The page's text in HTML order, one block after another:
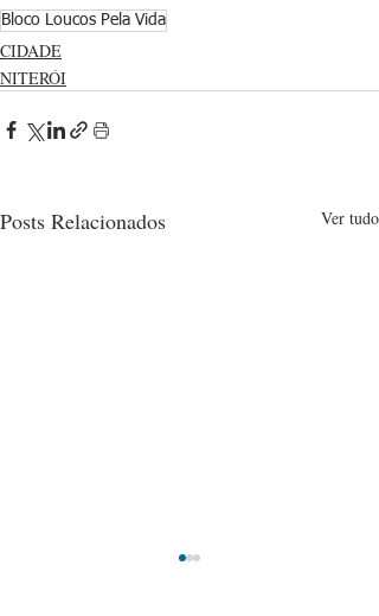
Bloco Loucos Pela Vida
CIDADE
NITERÓI
Posts Relacionados Ver tudo